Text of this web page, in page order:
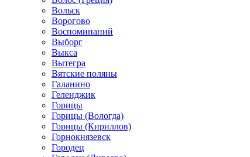
Вольск
Ворогово
Воспоминаний
Выборг
Выкса
Вытегра
Вятские поляны
Галанино
Геленджик
Горицы
Горицы (Вологда)
Горицы (Кириллов)
Горнокнязевск
Городец